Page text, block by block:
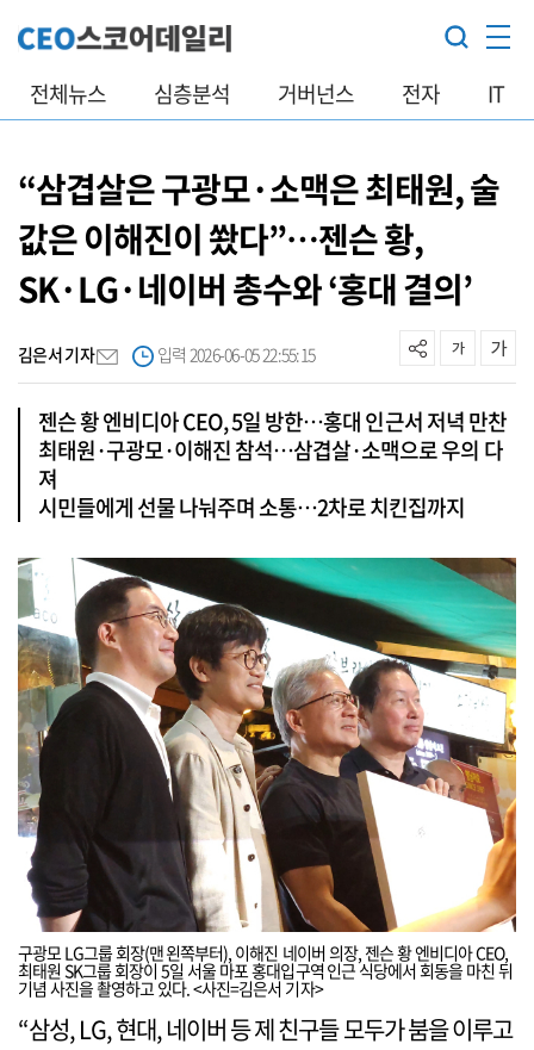
전체뉴스 심층분석 거버넌스 전자 IT
“삼겹살은 구광모·소맥은 최태원, 술
값은 이해진이 쐈다”…젠슨 황,
SK·LG·네이버 총수와 ‘홍대 결의’
김은서 기자 입력 2026-06-05 22:55:15
젠슨 황 엔비디아 CEO, 5일 방한…홍대 인근서 저녁 만찬
최태원·구광모·이해진 참석…삼겹살·소맥으로 우의 다
져
시민들에게 선물 나눠주며 소통…2차로 치킨집까지
구광모 LG그룹 회장(맨 왼쪽부터), 이해진 네이버 의장, 젠슨 황 엔비디아 CEO,
최태원 SK그룹 회장이 5일 서울 마포 홍대입구역 인근 식당에서 회동을 마친 뒤
기념 사진을 촬영하고 있다. <사진=김은서 기자>
“삼성, LG, 현대, 네이버 등 제 친구들 모두가 붐을 이루고